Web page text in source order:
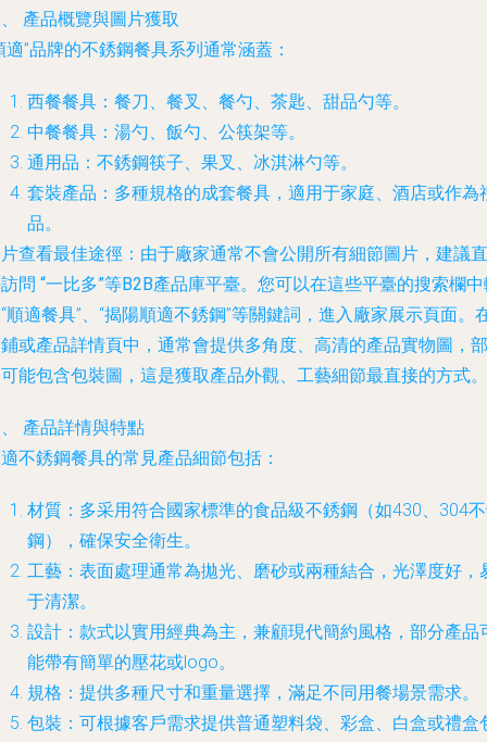
產品概覽與圖片獲取
適”品牌的不銹鋼餐具系列通常涵蓋：
西餐餐具：餐刀、餐叉、餐勺、茶匙、甜品勺等。
中餐餐具：湯勺、飯勺、公筷架等。
通用品：不銹鋼筷子、果叉、冰淇淋勺等。
套裝產品：多種規格的成套餐具，適用于家庭、酒店或作為
品。
查看最佳途徑 ：由于廠家通常不會公開所有細節圖片，建議直
問 “一比多”等B2B產品庫平臺。您可以在這些平臺的搜索欄
順適餐具”、“揭陽順適不銹鋼”等關鍵詞，進入廠家展示頁面。
或產品詳情頁中，通常會提供多角度、高清的產品實物圖，部
能包含包裝圖，這是獲取產品外觀、工藝細節最直接的方式。
產品詳情與特點
不銹鋼餐具的常見產品細節包括：
材質 ：多采用符合國家標準的食品級不銹鋼（如430、304
鋼），確保安全衛生。
工藝 ：表面處理通常為拋光、磨砂或兩種結合，光澤度好，
于清潔。
設計 ：款式以實用經典為主，兼顧現代簡約風格，部分產品
能帶有簡單的壓花或logo。
規格 ：提供多種尺寸和重量選擇，滿足不同用餐場景需求。
包裝 ：可根據客戶需求提供普通塑料袋、彩盒、白盒或禮盒